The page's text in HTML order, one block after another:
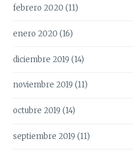
febrero 2020 (11)
enero 2020 (16)
diciembre 2019 (14)
noviembre 2019 (11)
octubre 2019 (14)
septiembre 2019 (11)